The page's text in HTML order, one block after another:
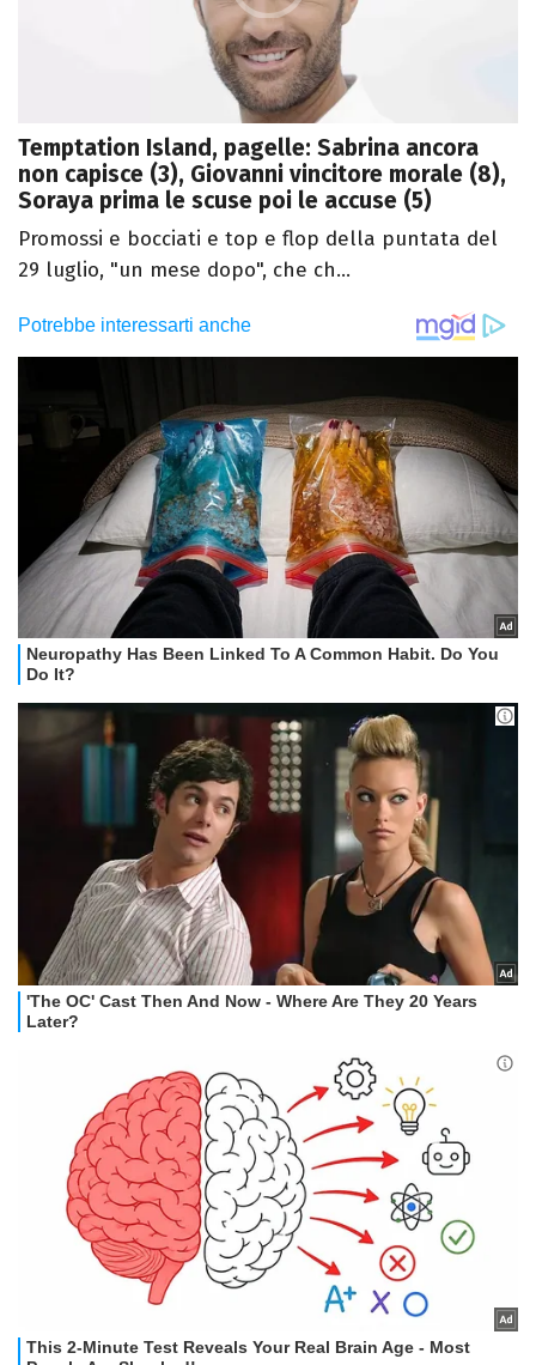
Temptation Island, pagelle: Sabrina ancora
non capisce (3), Giovanni vincitore morale (8),
Soraya prima le scuse poi le accuse (5)
Promossi e bocciati e top e flop della puntata del
29 luglio, "un mese dopo", che ch...